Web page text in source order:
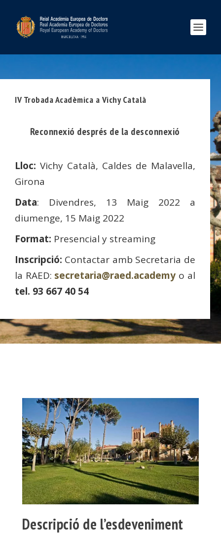
IV Trobada Acadèmica a Vichy Català
Reconnexió després de la desconnexió
Lloc: Vichy Català, Caldes de Malavella,
Girona
Data: Divendres, 13 Maig 2022 a
diumenge, 15 Maig 2022
Format: Presencial y streaming
Inscripció: Contactar amb Secretaria de
la RAED: secretaria@raed.academy o al
tel. 93 667 40 54
Descripció de l’esdeveniment